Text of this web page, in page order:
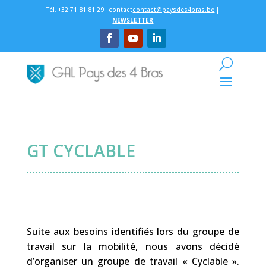
Tél. +32 71 81 81 29 |contactcontact@paysdes4bras.be |
NEWSLETTER
GT CYCLABLE
Suite aux besoins identifiés lors du groupe de
travail sur la mobilité, nous avons décidé
d’organiser un groupe de travail « Cyclable ».